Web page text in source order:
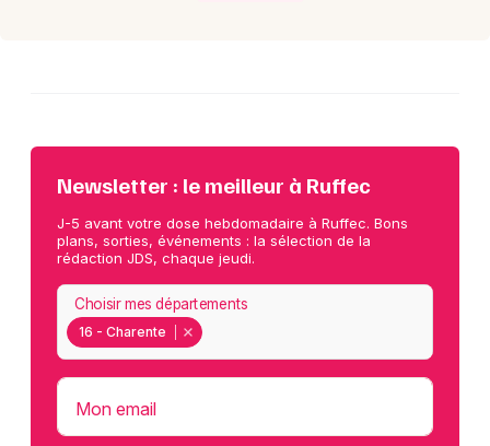
Newsletter : le meilleur à Ruffec
J-5 avant votre dose hebdomadaire à Ruffec. Bons
plans, sorties, événements : la sélection de la
rédaction JDS, chaque jeudi.
16 - Charente
Choisir mes départements
Mon email